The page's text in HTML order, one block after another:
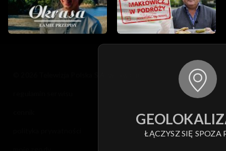
ŁĄCZYSZ SIĘ SPOZA